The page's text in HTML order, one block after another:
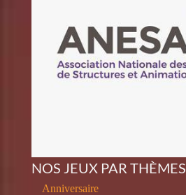
NOS JEUX PAR THÈMES
Anniversaire